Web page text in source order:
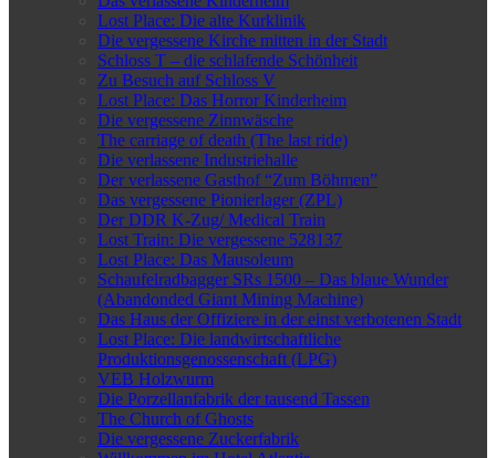
Lost Place: Die alte Kurklinik
Die vergessene Kirche mitten in der Stadt
Schloss T – die schlafende Schönheit
Zu Besuch auf Schloss V
Lost Place: Das Horror Kinderheim
Die vergessene Zinnwäsche
The carriage of death (The last ride)
Die verlassene Industriehalle
Der verlassene Gasthof “Zum Böhmen”
Das vergessene Pionierlager (ZPL)
Der DDR K-Zug/ Medical Train
Lost Train: Die vergessene 528137
Lost Place: Das Mausoleum
Schaufelradbagger SRs 1500 – Das blaue Wunder
(Abandonded Giant Mining Machine)
Das Haus der Offiziere in der einst verbotenen Stadt
Lost Place: Die landwirtschaftliche
Produktionsgenossenschaft (LPG)
VEB Holzwurm
Die Porzellanfabrik der tausend Tassen
The Church of Ghosts
Die vergessene Zuckerfabrik